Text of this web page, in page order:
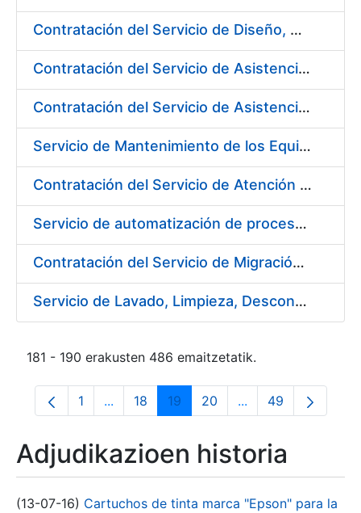
Contratación del Servicio de Diseño, Construcción, Montaje y Desmontaje de Stands para diferentes Ferias y Jornadas Nacionales e Internacionales
Contratación del Servicio de Asistencia Técnica en Obras Menores para Fábrica de Papel
Contratación del Servicio de Asistencia Técnica Mecánica para Fábrica de Papel de Burgos
Servicio de Mantenimiento de los Equipos de Transporte de Cargas y Elevación para Fábrica de Papel
Contratación del Servicio de Atención al Público en la Tienda del Museo Casa de la Moneda, de la Fábrica Nacional de Moneda y Timbre-Real Casa de la Moneda
Servicio de automatización de procesos, de la Fábrica Nacional de Moneda y Timbre-Real Casa de la Moneda
Contratación del Servicio de Migración del Sistema ACSFE a Opentext
Servicio de Lavado, Limpieza, Descontaminación y Desinfección de la Ropa de Trabajo del Personal de la FNMT-RCM
181 - 190 erakusten 486 emaitzetatik.
Orrialdea
1 ...Intermediate Pages Use TAB to navigate.
Orrialdea
18 Orrialdea
19 Orrialdea
20 ...Intermediate
Orrialdea
49
Adjudikazioen historia
(13-07-16) Cartuchos de tinta marca "Epson" para la